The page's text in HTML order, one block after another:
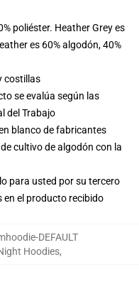
poliéster. Heather Grey es
es 60% algodón, 40%
costillas
se evalúa según las
del Trabajo
blanco de fabricantes
cultivo de algodón con la
para usted por su tercero
en el producto recibido
DEFAULT
Hoodies,